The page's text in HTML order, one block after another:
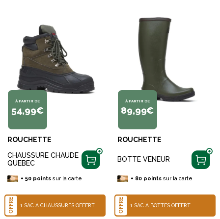
À PARTIR DE
54,99€
ROUCHETTE
CHAUSSURE CHAUDE
QUEBEC
+ 50pointssur la carte
OFFRE 1 SAC À CHAUSSURES OFFERT
À PARTIR DE
89,99€
ROUCHETTE
BOTTE VENEUR
+ 80pointssur la carte
OFFRE 1 SAC À BOTTES OFFERT